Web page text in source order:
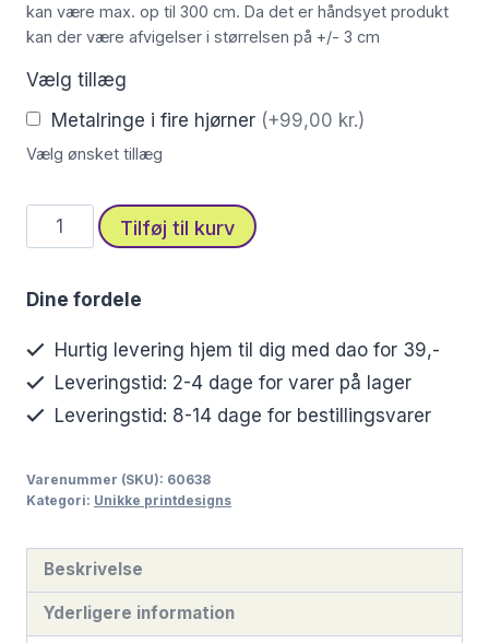
kan være max. op til 300 cm. Da det er håndsyet produkt
kan der være afvigelser i størrelsen på +/- 3 cm
Vælg tillæg
Metalringe i fire hjørner (+99,00 kr.)
Vælg ønsket tillæg
Lilla
og
blomster
antal
Tilføj til kurv
Dine fordele
Hurtig levering hjem til dig med dao for 39,-
Leveringstid: 2-4 dage for varer på lager
Leveringstid: 8-14 dage for bestillingsvarer
Varenummer (SKU): 60638
Kategori: Unikke printdesigns
Beskrivelse
Yderligere information